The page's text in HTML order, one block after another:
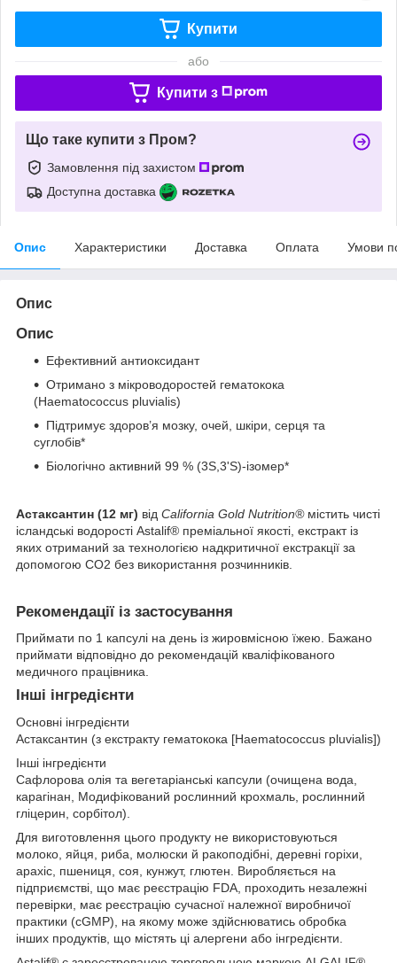
Купити
або
Купити з
Що таке купити з Пром?
Замовлення під захистом
Доступна доставка
Опис Характеристики Доставка Оплата Умови
Опис
Опис
Ефективний антиоксидант
Отримано з мікроводоростей гематокока
(Haematococcus pluvialis)
Підтримує здоров’я мозку, очей, шкіри, серця та
суглобів*
Біологічно активний 99 % (3S,3'S)-ізомер*
Астаксантин (12 мг) від California Gold Nutrition®містить чисті
ісландські водорості Astalif® преміальної якості, екстракт із
яких отриманий за технологією надкритичної екстракції за
допомогою CO2 без використання розчинників.
Рекомендації із застосування
Приймати по 1 капсулі на день із жировмісною їжею. Бажано
приймати відповідно до рекомендацій кваліфікованого
медичного працівника.
Інші інгредієнти
Основні інгредієнти
Астаксантин (з екстракту гематокока [Haematococcus pluvialis])
Інші інгредієнти
Сафлорова олія та вегетаріанські капсули (очищена вода,
карагінан, Модифікований рослинний крохмаль, рослинний
гліцерин, сорбітол).
Для виготовлення цього продукту не використовуються
молоко, яйця, риба, молюски й ракоподібні, деревні горіхи,
арахіс, пшениця, соя, кунжут, глютен. Виробляється на
підприємстві, що має реєстрацію FDA, проходить незалежні
перевірки, має реєстрацію сучасної належної виробничої
практики (cGMP), на якому може здійснюватись обробка
інших продуктів, що містять ці алергени або інгредієнти.